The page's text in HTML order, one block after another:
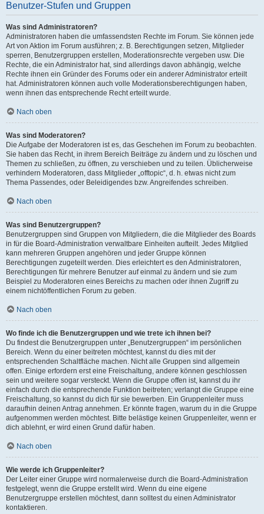
Benutzer-Stufen und Gruppen
Was sind Administratoren?
Administratoren haben die umfassendsten Rechte im Forum. Sie können jede
Art von Aktion im Forum ausführen; z. B. Berechtigungen setzen, Mitglieder
sperren, Benutzergruppen erstellen, Moderationsrechte vergeben usw. Die
Rechte, die ein Administrator hat, sind allerdings davon abhängig, welche
Rechte ihnen ein Gründer des Forums oder ein anderer Administrator erteilt
hat. Administratoren können auch volle Moderationsberechtigungen haben,
wenn ihnen das entsprechende Recht erteilt wurde.
Nach oben
Was sind Moderatoren?
Die Aufgabe der Moderatoren ist es, das Geschehen im Forum zu beobachten.
Sie haben das Recht, in ihrem Bereich Beiträge zu ändern und zu löschen und
Themen zu schließen, zu öffnen, zu verschieben und zu teilen. Üblicherweise
verhindern Moderatoren, dass Mitglieder „offtopic“, d. h. etwas nicht zum
Thema Passendes, oder Beleidigendes bzw. Angreifendes schreiben.
Nach oben
Was sind Benutzergruppen?
Benutzergruppen sind Gruppen von Mitgliedern, die die Mitglieder des Boards
in für die Board-Administration verwaltbare Einheiten aufteilt. Jedes Mitglied
kann mehreren Gruppen angehören und jeder Gruppe können
Berechtigungen zugeteilt werden. Dies erleichtert es den Administratoren,
Berechtigungen für mehrere Benutzer auf einmal zu ändern und sie zum
Beispiel zu Moderatoren eines Bereichs zu machen oder ihnen Zugriff zu
einem nichtöffentlichen Forum zu geben.
Nach oben
Wo finde ich die Benutzergruppen und wie trete ich ihnen bei?
Du findest die Benutzergruppen unter „Benutzergruppen“ im persönlichen
Bereich. Wenn du einer beitreten möchtest, kannst du dies mit der
entsprechenden Schaltfläche machen. Nicht alle Gruppen sind allgemein
offen. Einige erfordern erst eine Freischaltung, andere können geschlossen
sein und weitere sogar versteckt. Wenn die Gruppe offen ist, kannst du ihr
einfach durch die entsprechende Funktion beitreten; verlangt die Gruppe eine
Freischaltung, so kannst du dich für sie bewerben. Ein Gruppenleiter muss
daraufhin deinen Antrag annehmen. Er könnte fragen, warum du in die Gruppe
aufgenommen werden möchtest. Bitte belästige keinen Gruppenleiter, wenn er
dich ablehnt, er wird einen Grund dafür haben.
Nach oben
Wie werde ich Gruppenleiter?
Der Leiter einer Gruppe wird normalerweise durch die Board-Administration
festgelegt, wenn die Gruppe erstellt wird. Wenn du eine eigene
Benutzergruppe erstellen möchtest, dann solltest du einen Administrator
kontaktieren.